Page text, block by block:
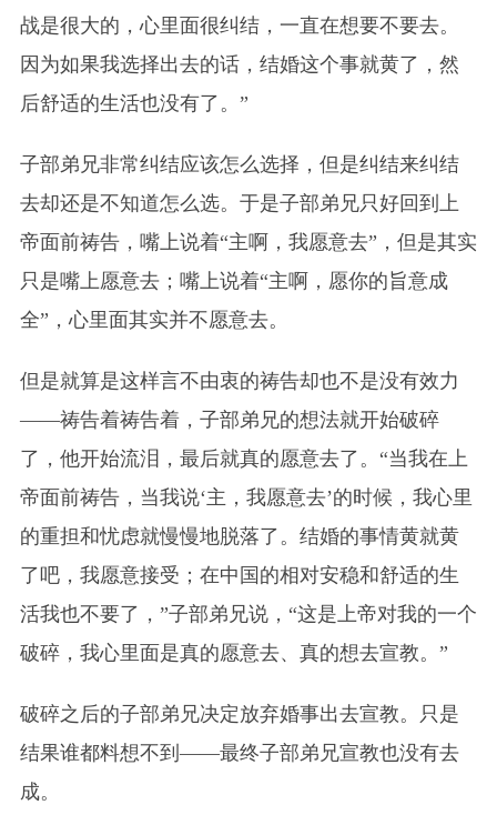
战是很大的，心里面很纠结，一直在想要不要去。
因为如果我选择出去的话，结婚这个事就黄了，然
后舒适的生活也没有了。”
子部弟兄非常纠结应该怎么选择，但是纠结来纠结
去却还是不知道怎么选。于是子部弟兄只好回到上
帝面前祷告，嘴上说着“主啊，我愿意去”，但是其实
只是嘴上愿意去；嘴上说着“主啊，愿你的旨意成
全”，心里面其实并不愿意去。
但是就算是这样言不由衷的祷告却也不是没有效力
——祷告着祷告着，子部弟兄的想法就开始破碎
了，他开始流泪，最后就真的愿意去了。“当我在上
帝面前祷告，当我说‘主，我愿意去’的时候，我心里
的重担和忧虑就慢慢地脱落了。结婚的事情黄就黄
了吧，我愿意接受；在中国的相对安稳和舒适的生
活我也不要了，”子部弟兄说，“这是上帝对我的一个
破碎，我心里面是真的愿意去、真的想去宣教。”
破碎之后的子部弟兄决定放弃婚事出去宣教。只是
结果谁都料想不到——最终子部弟兄宣教也没有去
成。